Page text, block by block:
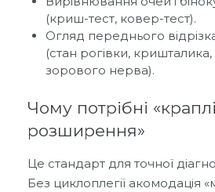
(криш-тест, ковер-тест).
Огляд переднього
(стан рогівки, кришталика,
зорового нерва).
Чому потрібні
розширення»
Це стандарт для точної
Без циклоплегії акомодація